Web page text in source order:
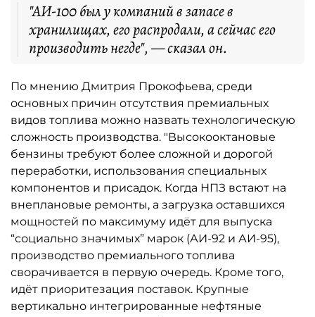
"АИ-100 был у компаний в запасе в
хранилищах, его распродали, а сейчас его
производить негде", — сказал он.
По мнению Дмитрия Прокофьева, среди
основных причин отсутствия премиальных
видов топлива можно назвать технологическую
сложность производства. "Высокооктановые
бензины требуют более сложной и дорогой
переработки, использования специальных
компонентов и присадок. Когда НПЗ встают на
внеплановые ремонты, а загрузка оставшихся
мощностей по максимуму идёт для выпуска
“социально значимых” марок (АИ-92 и АИ-95),
производство премиального топлива
сворачивается в первую очередь. Кроме того,
идёт приоритезация поставок. Крупные
вертикально интегрированные нефтяные